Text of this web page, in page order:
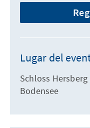
Lugar del
Schloss
Bodensee